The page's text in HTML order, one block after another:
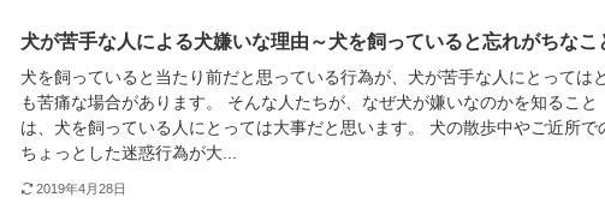
犬が苦手な人による犬嫌いな理由～犬を飼っていると忘れがちなこ
犬を飼っていると当たり前だと思っている行為が、犬が苦手な人にとっては
も苦痛な場合があります。 そんな人たちが、なぜ犬が嫌いなのかを知ること
は、犬を飼っている人にとっては大事だと思います。 犬の散歩中やご近所で
ちょっとした迷惑行為が大...
2019年4月28日